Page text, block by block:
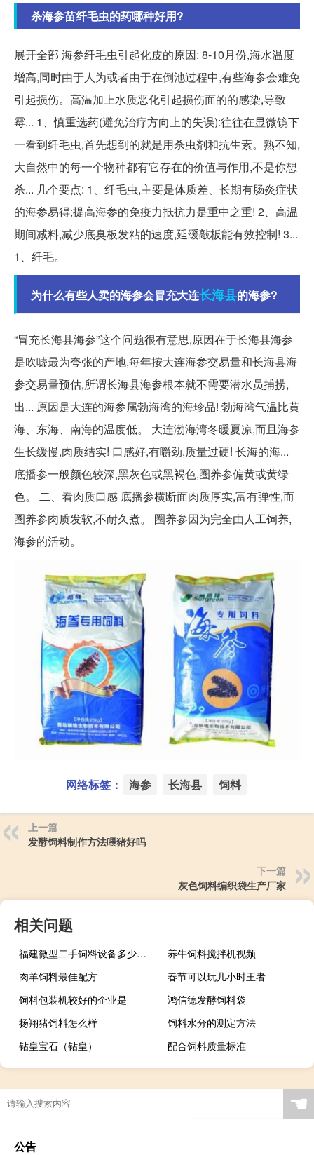
杀海参苗纤毛虫的药哪种好用?
展开全部 海参纤毛虫引起化皮的原因: 8-10月份,海水温度
增高,同时由于人为或者由于在倒池过程中,有些海参会难免
引起损伤。高温加上水质恶化引起损伤面的的感染,导致
霉... 1、慎重选药(避免治疗方向上的失误):往往在显微镜下
一看到纤毛虫,首先想到的就是用杀虫剂和抗生素。熟不知,
大自然中的每一个物种都有它存在的价值与作用,不是你想
杀... 几个要点: 1、纤毛虫,主要是体质差、长期有肠炎症状
的海参易得;提高海参的免疫力抵抗力是重中之重! 2、高温
期间减料,减少底臭板发粘的速度,延缓敲板能有效控制! 3...
1、纤毛。
为什么有些人卖的海参会冒充大连长海县的海参?
“冒充长海县海参”这个问题很有意思,原因在于长海县海参
是吹嘘最为夸张的产地,每年按大连海参交易量和长海县海
参交易量预估,所谓长海县海参根本就不需要潜水员捕捞,
出... 原因是大连的海参属勃海湾的海珍品! 勃海湾气温比黄
海、东海、南海的温度低。 大连渤海湾冬暖夏凉,而且海参
生长缓慢,肉质结实! 口感好,有嚼劲,质量过硬! 长海的海...
底播参一般颜色较深,黑灰色或黑褐色,圈养参偏黄或黄绿
色。 二、看肉质口感 底播参横断面肉质厚实,富有弹性,而
圈养参肉质发软,不耐久煮。 圈养参因为完全由人工饲养,
海参的活动。
网络标签： 海参 长海县 饲料
上一篇
发酵饲料制作方法喂猪好吗
下一篇
灰色饲料编织袋生产厂家
相关问题
福建微型二手饲料设备多少钱一套
养牛饲料搅拌机视频
肉羊饲料最佳配方
春节可以玩几小时王者
饲料包装机较好的企业是
鸿信德发酵饲料袋
扬翔猪饲料怎么样
饲料水分的测定方法
钻皇宝石（钻皇）
配合饲料质量标准
☚
公告